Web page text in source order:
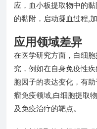
应，血小板提取物中的
的黏附，启动凝血过程,加
应用领域差异
在医学研究方面，白细
究，例如在自身免疫性
胞因子的表达变化，有
瘤免疫领域,白细胞提取
及免疫治疗的靶点。